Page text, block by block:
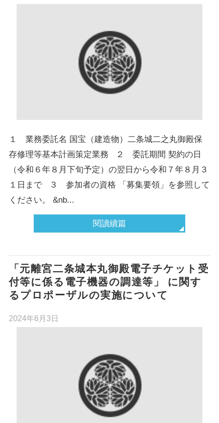
１ 業務委託名 国宝（建造物）二条城二之丸御殿保
存修理等基本計画策定業務 ２ 委託期間 契約の日
（令和６年８月下旬予定）の翌日から令和７年８月３
１日まで ３ 参加者の資格 「募集要領」を参照して
ください。 &nb...
閱讀續篇
「元離宮二条城本丸御殿電子チケット受
付等に係る電子機器の調達等」 に関す
るプロポーザルの実施について
2024年6月3日